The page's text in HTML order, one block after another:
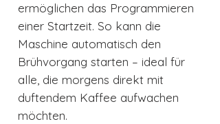
ermöglichen das Programmieren
einer Startzeit. So kann die
Maschine automatisch den
Brühvorgang starten – ideal für
alle, die morgens direkt mit
duftendem Kaffee aufwachen
möchten.